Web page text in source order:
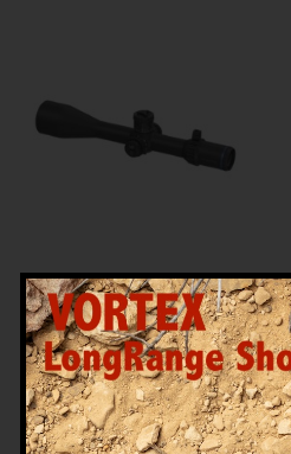
กล้องไรเฟิลสโคป
กล้อง Vector Optics รุ่น
Tauron 5-50×60 ED SFP
0.05 mrad
25,900.00฿
หยิบใส่ตะกร้า